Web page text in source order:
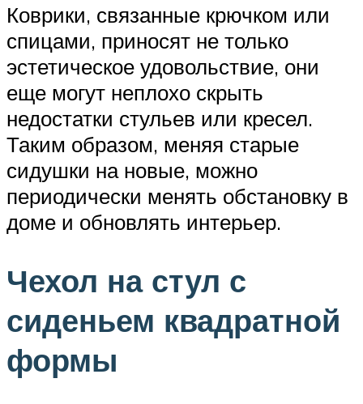
Коврики, связанные крючком или
спицами, приносят не только
эстетическое удовольствие, они
еще могут неплохо скрыть
недостатки стульев или кресел.
Таким образом, меняя старые
сидушки на новые, можно
периодически менять обстановку в
доме и обновлять интерьер.
Чехол на стул с
сиденьем квадратной
формы